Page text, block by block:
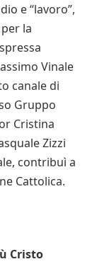
e “lavoro”,
la
Vinale
canale di
Gruppo
Cristina
Zizzi
contribuì a
Cattolica.
Cristo